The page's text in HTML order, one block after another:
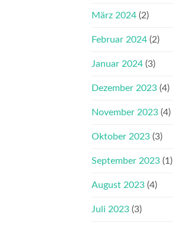
März 2024 (2)
Februar 2024 (2)
Januar 2024 (3)
Dezember 2023 (4)
November 2023 (4)
Oktober 2023 (3)
September 2023 (1)
August 2023 (4)
Juli 2023 (3)